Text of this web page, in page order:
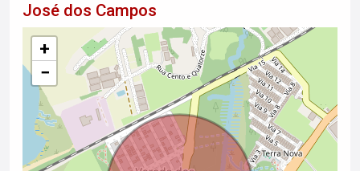
José dos Campos
+
−